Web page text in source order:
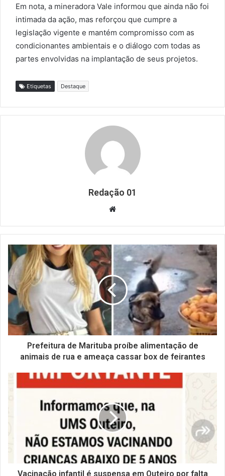
Em nota, a mineradora Vale informou que ainda não foi
intimada da ação, mas reforçou que cumpre a
legislação vigente e mantém compromisso com as
condicionantes ambientais e o diálogo com todas as
partes envolvidas na implantação de seus projetos.
Etiquetas Destaque
Redação 01
Website
Prefeitura de Marituba proíbe alimentação de
animais de rua e ameaça cassar box de feirantes
Vacinação infantil é suspensa em Outeiro por falta